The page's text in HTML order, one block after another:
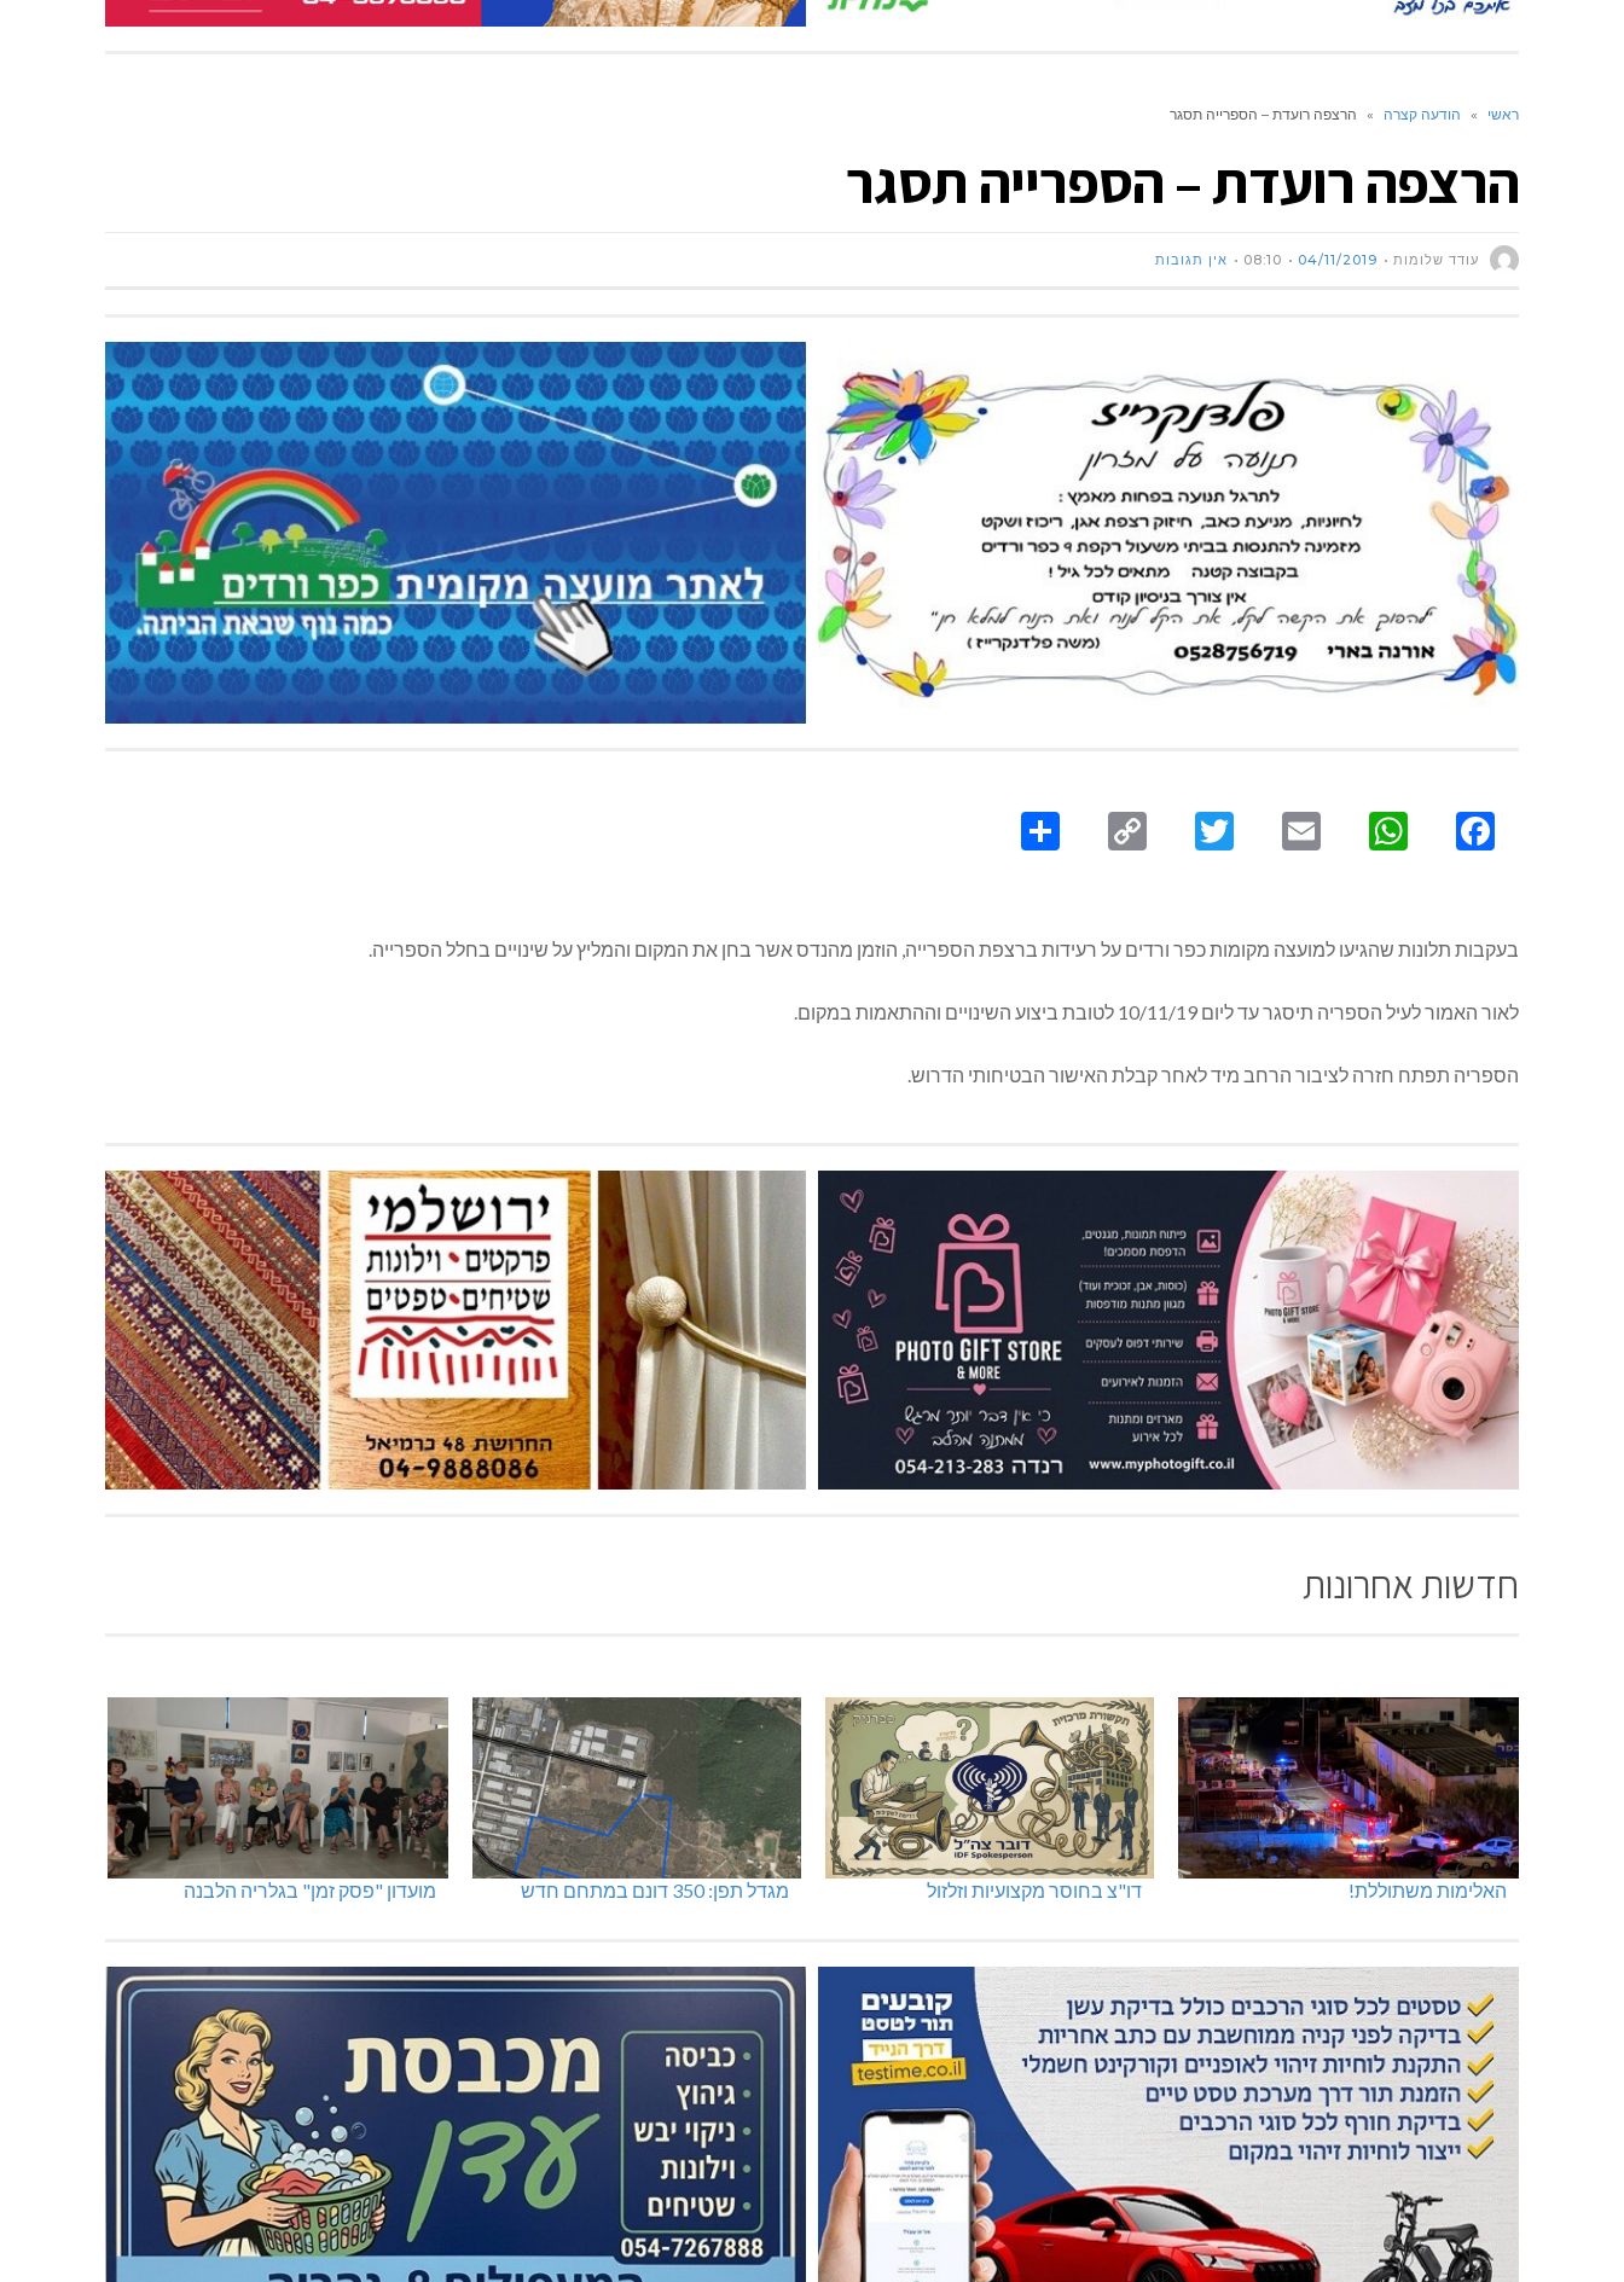
ראשי » הודעה קצרה » הרצפה רועדת – הספרייה תסגר
הרצפה רועדת – הספרייה תסגר
עודד שלומות 04/11/2019
08:10 אין תגובות
Facebook
WhatsApp
Email
Twitter
Copy
בעקבות תלונות שהגיעו למועצה מקומות כפר ורדים על רעידות ברצפת הספרייה, הוזמן מהנדס אשר בחן את המקום והמליץ על שינויים בחלל הספרייה.
לאור האמור לעיל הספריה תיסגר עד ליום 10/11/19 לטובת ביצוע השינויים וההתאמות במקום.
הספריה תפתח חזרה לציבור הרחב מיד לאחר קבלת האישור הבטיחותי הדרוש.
חדשות אחרונות
האלימות משתוללת! דו"צ בחוסר מקצועיות וזלזול מגדל תפן: 350 דונם במתחם חדש מועדון "פסק זמן" בגלריה הלבנה